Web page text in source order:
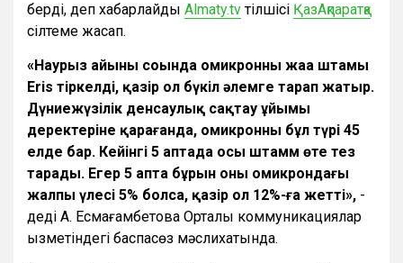
берді, деп хабарлайды Almaty.tvтілшісі ҚазАқпаратқа
сілтеме жасап.
«Наурыз айының соңында омикронның жаңа штамы
Eris тіркелді, қазір ол бүкіл әлемге тарап жатыр.
Дүниежүзілік денсаулық сақтау ұйымы
деректеріне қарағанда, омикронның бұл түрі 45
елде бар. Кейінгі 5 аптада осы штамм өте тез
тарады. Егер 5 апта бұрын оның омикрондағы
жалпы үлесі 5% болса, қазір ол 12%-ға жетті», -
деді А. Есмағамбетова Орталық коммуникациялар
қызметіндегі баспасөз мәслихатында.